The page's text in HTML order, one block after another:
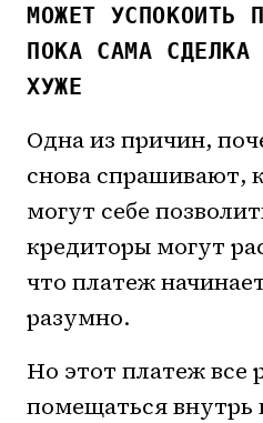
МОЖЕТ УСПОКОИТЬ
ПОКА САМА СДЕЛКА
ХУЖЕ
Одна из причин,
снова
могут себе
кредиторы могут
что платеж
разумно.
Но этот платеж все
помещаться внутрь